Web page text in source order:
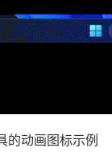
的动画图标示例